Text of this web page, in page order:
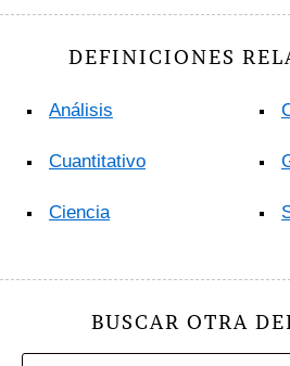
DEFINICIONES
Análisis
Cuantitativo
Ciencia
BUSCAR OTRA